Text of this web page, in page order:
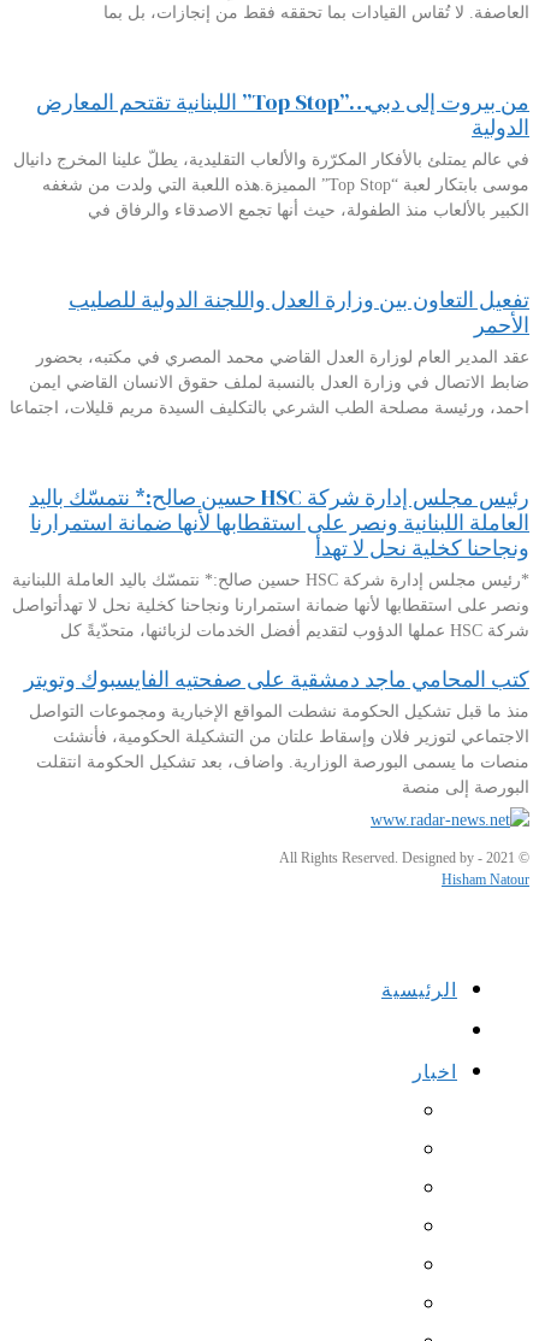
العاصفة. لا تُقاس القيادات بما تحققه فقط من إنجازات، بل بما
من بيروت إلى دبي…”Top Stop” اللبنانية تقتحم المعارض
الدولية
في عالم يمتلئ بالأفكار المكرّرة والألعاب التقليدية، يطلّ علينا المخرج دانيال
موسى بابتكار لعبة “Top Stop” المميزة.هذه اللعبة التي ولدت من شغفه
الكبير بالألعاب منذ الطفولة، حيث أنها تجمع الاصدقاء والرفاق في
تفعيل التعاون بين وزارة العدل واللجنة الدولية للصليب
الأحمر
عقد المدير العام لوزارة العدل القاضي محمد المصري في مكتبه، بحضور
ضابط الاتصال في وزارة العدل بالنسبة لملف حقوق الانسان القاضي ايمن
احمد، ورئيسة مصلحة الطب الشرعي بالتكليف السيدة مريم قليلات، اجتماعا
رئيس مجلس إدارة شركة HSC حسين صالح:* نتمسّك باليد
العاملة اللبنانية ونصر على استقطابها لأنها ضمانة استمرارنا
ونجاحنا كخلية نحل لا تهدأ
*رئيس مجلس إدارة شركة HSC حسين صالح:* نتمسّك باليد العاملة اللبنانية
ونصر على استقطابها لأنها ضمانة استمرارنا ونجاحنا كخلية نحل لا تهدأتواصل
شركة HSC عملها الدؤوب لتقديم أفضل الخدمات لزبائنها، متحدّيةً كل
كتب المحامي ماجد دمشقية على صفحتيه الفايسبوك وتويتر
منذ ما قبل تشكيل الحكومة نشطت المواقع الإخبارية ومجموعات التواصل
الاجتماعي لتوزير فلان وإسقاط علتان من التشكيلة الحكومية، فأنشئت
منصات ما يسمى البورصة الوزارية. واضاف، بعد تشكيل الحكومة انتقلت
البورصة إلى منصة
© 2021 - All Rights Reserved. Designed by
Hisham Natour
الرئيسية
اخبار